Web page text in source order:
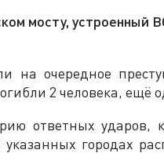
мосту, устроенный
на очередное
2 человека, ещё
ответных ударов,
городах